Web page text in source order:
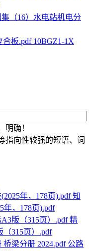
（16）水电站机电分
10BGZ1-1X
明确！
指向性较强的短语、词
知
年，178页).pdf
精
315页）.pdf
公路